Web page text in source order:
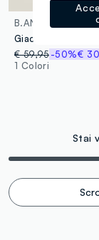
B.ANGEL
€ 59,95-50%€
1 Colori
Stai